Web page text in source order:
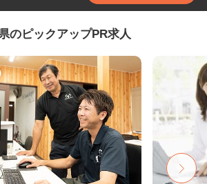
のピックアップPR求人